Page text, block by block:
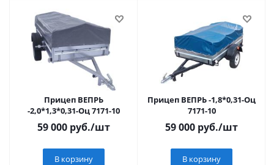
Прицеп ВЕПРЬ
-2,0*1,3*0,31-Оц 7171-10
59 000 руб./шт
В корзину
Прицеп ВЕПРЬ -1,8*0,31-Оц
7171-10
59 000 руб./шт
В корзину